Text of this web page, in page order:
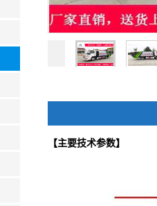
【主要技术参数】